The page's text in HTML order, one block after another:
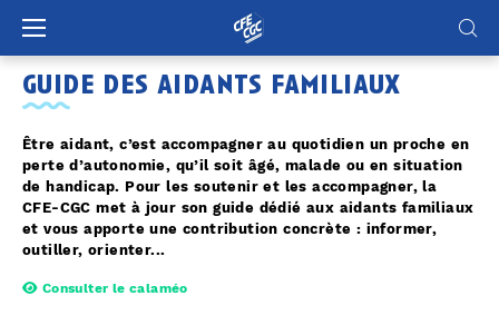
guide des aidants familiaux
Être aidant, c’est accompagner au quotidien un proche en
perte d’autonomie, qu’il soit âgé, malade ou en situation
de handicap. Pour les soutenir et les accompagner, la
CFE-CGC met à jour son guide dédié aux aidants familiaux
et vous apporte une contribution concrète : informer,
outiller, orienter...
Consulter le calaméo
Panneau de gestion des cookies